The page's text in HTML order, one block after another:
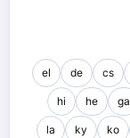
cs
de
el
ga
he
hi
ko
ky
la